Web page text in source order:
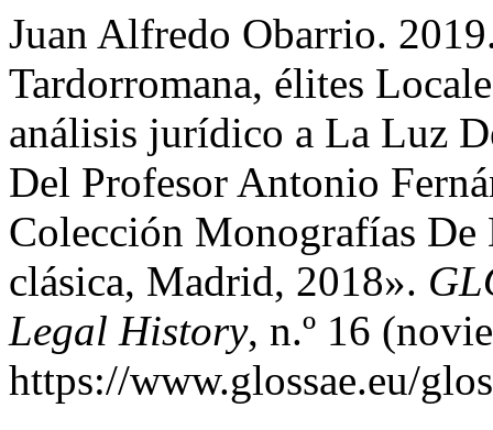
Juan Alfredo Obarrio.
Tardorromana, élites
análisis jurídico a La Luz
Del Profesor Antonio
Colección Monografías
clásica, Madrid, 2018».
Legal History, n.º 16
https://www.glossae.eu/